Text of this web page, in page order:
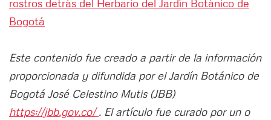
rostros detrás del Herbario del Jardín Botánico de
Bogotá
Este contenido fue creado a partir de la información
proporcionada y difundida por el Jardín Botánico de
Bogotá José Celestino Mutis (JBB)
https://jbb.gov.co/. El artículo fue curado por un o